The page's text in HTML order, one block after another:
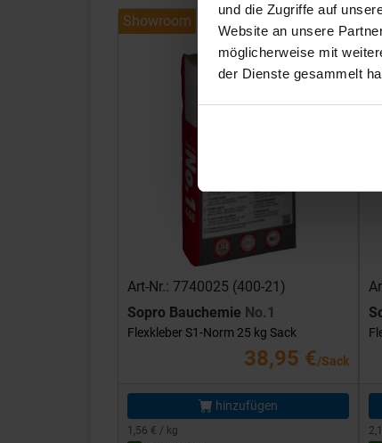
und die Zugriffe auf
Website an unsere
möglicherweise mit
der Dienste gesammelt
Showroom
Art-Nr.: 7740025 (400-21)
Sopro Bauchemie No.1
Flexkleber S1-Norm 25 kg Sack
38,95 €/Sack
hinzufügen
1,56 € / kg